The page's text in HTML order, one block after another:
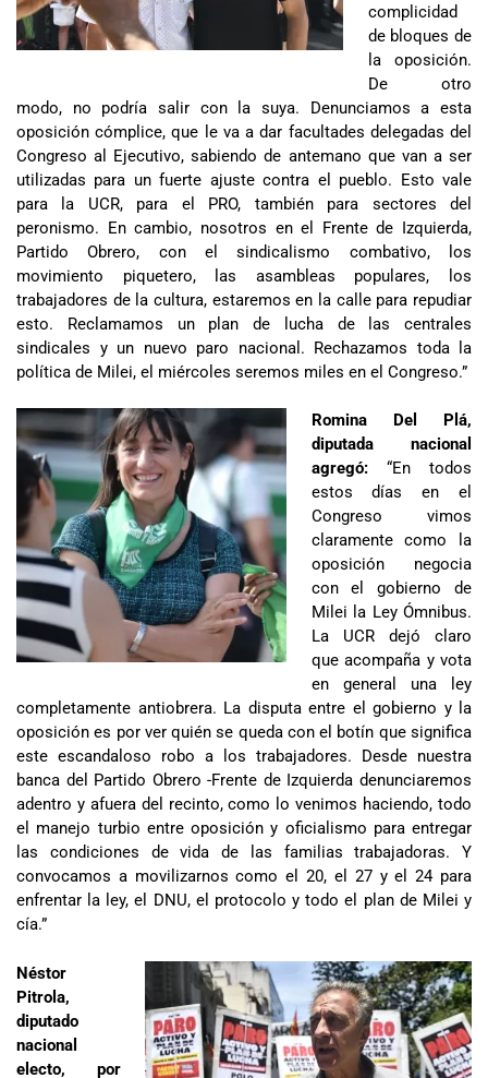
complicidad
de bloques de
la oposición.
De otro
modo, no podría salir con la suya. Denunciamos a esta
oposición cómplice, que le va a dar facultades delegadas del
Congreso al Ejecutivo, sabiendo de antemano que van a ser
utilizadas para un fuerte ajuste contra el pueblo. Esto vale
para la UCR, para el PRO, también para sectores del
peronismo. En cambio, nosotros en el Frente de Izquierda,
Partido Obrero, con el sindicalismo combativo, los
movimiento piquetero, las asambleas populares, los
trabajadores de la cultura, estaremos en la calle para repudiar
esto. Reclamamos un plan de lucha de las centrales
sindicales y un nuevo paro nacional. Rechazamos toda la
política de Milei, el miércoles seremos miles en el Congreso.”
Romina Del Plá,
diputada nacional
agregó:“En todos
estos días en el
Congreso vimos
claramente como la
oposición negocia
con el gobierno de
Milei la Ley Ómnibus.
La UCR dejó claro
que acompaña y vota
en general una ley
completamente antiobrera. La disputa entre el gobierno y la
oposición es por ver quién se queda con el botín que significa
este escandaloso robo a los trabajadores. Desde nuestra
banca del Partido Obrero -Frente de Izquierda denunciaremos
adentro y afuera del recinto, como lo venimos haciendo, todo
el manejo turbio entre oposición y oficialismo para entregar
las condiciones de vida de las familias trabajadoras. Y
convocamos a movilizarnos como el 20, el 27 y el 24 para
enfrentar la ley, el DNU, el protocolo y todo el plan de Milei y
cía.”
Néstor
Pitrola,
diputado
nacional
electo, por